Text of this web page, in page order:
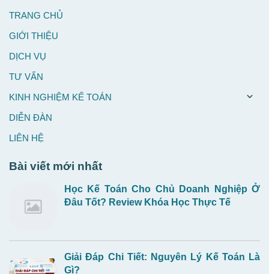
TRANG CHỦ
GIỚI THIỆU
DỊCH VỤ
TƯ VẤN
KINH NGHIỆM KẾ TOÁN
DIỄN ĐÀN
LIÊN HỆ
Bài viết mới nhất
Học Kế Toán Cho Chủ Doanh Nghiệp Ở
Đâu Tốt? Review Khóa Học Thực Tế
Giải Đáp Chi Tiết: Nguyên Lý Kế Toán Là
Gì?